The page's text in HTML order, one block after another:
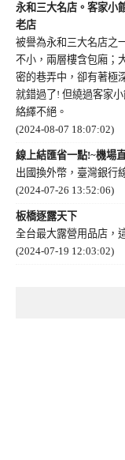
永和三大名店。客家小
老店
被譽為永和三大名店之
不小，兩層樓含包廂；
密的巷弄中，卻有著極
就錯過了! 但繞過客家
絡繹不絕。
(2024-08-07 18:07:02)
線上結匯省一點!~機場
出國換外幣，臺灣銀行
(2024-07-26 13:52:06)
板橋逐露天下
全台最大露營用品店，
(2024-07-19 12:03:02)